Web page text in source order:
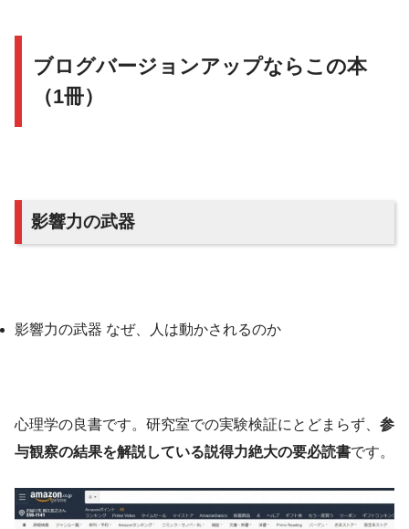
ブログバージョンアップならこの本
（1冊）
影響力の武器
影響力の武器 なぜ、人は動かされるのか
心理学の良書です。研究室での実験検証にとどまらず、 参
与観察の結果を解説している説得力絶大の要必読書です。